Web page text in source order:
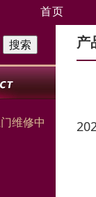
首页
维修中
产